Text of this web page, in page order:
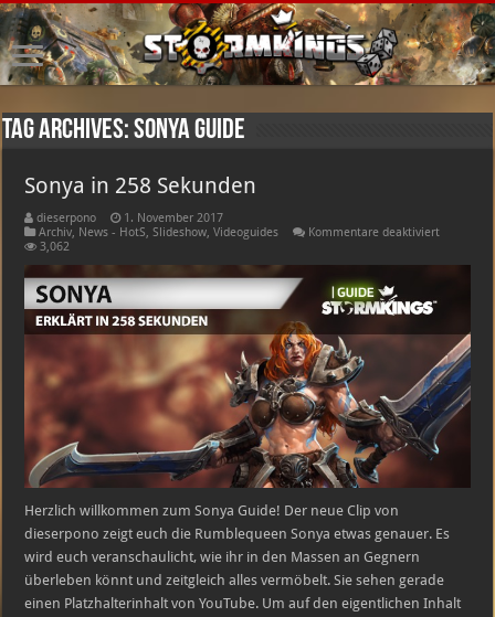
Tag Archives:sonya guide
Sonya in 258 Sekunden
dieserpono
1. November 2017
Archiv, News - HotS,Slideshow,Videoguides Kommentare deaktiviertfür
3,062
Herzlich willkommen zum Sonya Guide! Der neue Clip von
dieserpono zeigt euch die Rumblequeen Sonya etwas genauer. Es
wird euch veranschaulicht, wie ihr in den Massen an Gegnern
überleben könnt und zeitgleich alles vermöbelt. Sie sehen gerade
einen Platzhalterinhalt von YouTube. Um auf den eigentlichen Inhalt